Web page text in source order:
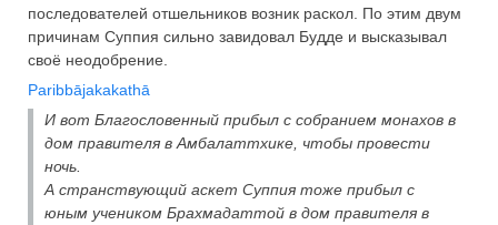
последователей отшельников возник раскол. По этим двум
причинам Суппия сильно завидовал Будде и высказывал
своё неодобрение.
Paribbājakakathā
И вот Благословенный прибыл с собранием монахов в
дом правителя в Амбалаттхике, чтобы провести
ночь.
А странствующий аскет Суппия тоже прибыл с
юным учеником Брахмадаттой в дом правителя в